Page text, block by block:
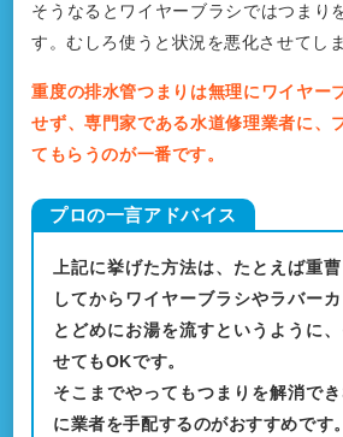
そうなるとワイヤーブラシではつまり
す。むしろ使うと状況を悪化させてし
重度の排水管つまりは無理にワイヤー
せず、専門家である水道修理業者に、
てもらうのが一番です。
上記に挙げた方法は、たとえば重
してからワイヤーブラシやラバーカ
とどめにお湯を流すというように
せてもOKです。
そこまでやってもつまりを解消で
に業者を手配するのがおすすめです。